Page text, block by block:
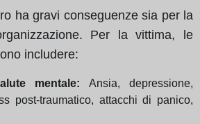
ha gravi conseguenze sia per la
Per la vittima, le
includere:
mentale: Ansia, depressione,
post-traumatico, attacchi di panico,